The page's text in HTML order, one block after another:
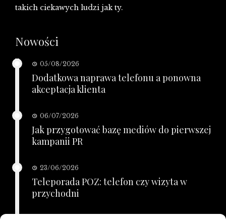
takich ciekawych ludzi jak ty.
Nowości
05/08/2026
Dodatkowa naprawa telefonu a ponowna
akceptacja klienta
06/07/2026
Jak przygotować bazę mediów do pierwszej
kampanii PR
23/06/2026
Teleporada POZ: telefon czy wizyta w
przychodni